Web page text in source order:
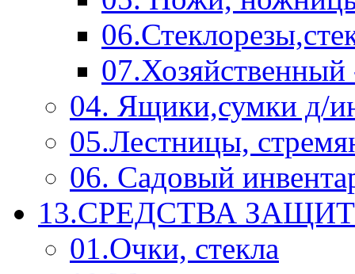
07.Хозяйственный
04. Ящики,сумки д/
05.Лестницы,
06. Садовый
13.СРЕДСТВА
01.Очки, стекла